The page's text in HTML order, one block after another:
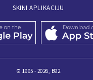
SKINI APLIKACIJU
© 1995 - 2026, B92